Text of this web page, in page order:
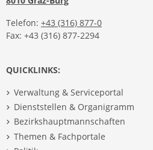
Telefon: +43 (316) 877-0
Fax: +43 (316) 877-2294
QUICKLINKS:
Verwaltung & Serviceportal
Dienststellen & Organigramm
Bezirkshauptmannschaften
Themen & Fachportale